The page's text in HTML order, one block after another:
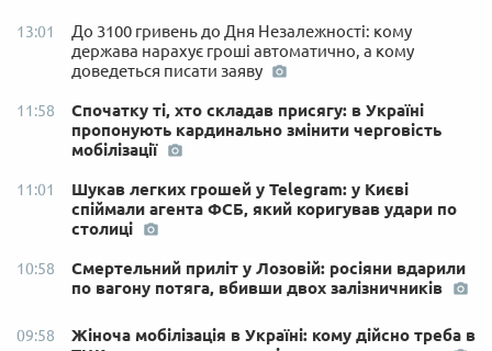
13:01
До 3100 гривень до Дня Незалежності: кому
держава нарахує гроші автоматично, а кому
доведеться писати заяву
11:58
Спочатку ті, хто складав присягу: в Україні
пропонують кардинально змінити черговість
мобілізації
11:01
Шукав легких грошей у Telegram: у Києві
спіймали агента ФСБ, який коригував удари по
столиці
10:58
Смертельний приліт у Лозовій: росіяни вдарили
по вагону потяга, вбивши двох залізничників
09:58
Жіноча мобілізація в Україні: кому дійсно треба в